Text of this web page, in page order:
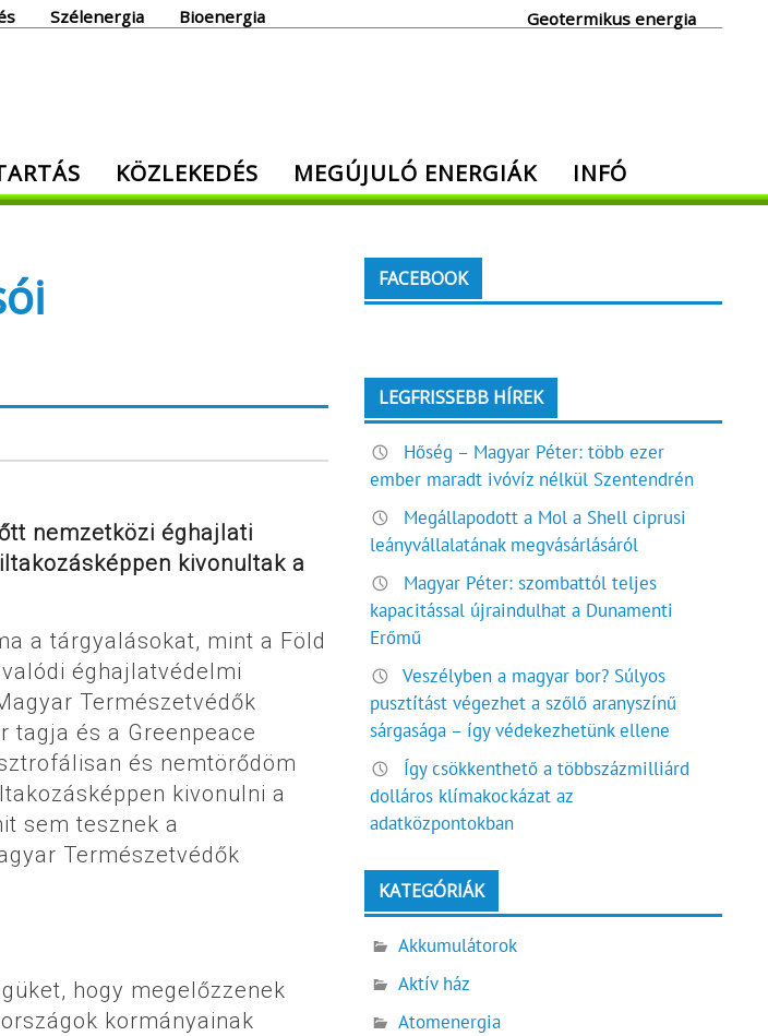
Szélenergia Bioenergia Geotermikus energia
KÖZLEKEDÉS MEGÚJULÓ ENERGIÁK INFÓ
nemzetközi éghajlati
kivonultak a
a tárgyalásokat, mint a Föld
éghajlatvédelmi
Természetvédők
tagja és a Greenpeace
és nemtörődöm
kivonulni a
sem tesznek a
Természetvédők
hogy megelőzzenek
kormányainak
FACEBOOK
LEGFRISSEBB HÍREK
Hőség – Magyar Péter: több ezer
ember maradt ivóvíz nélkül Szentendrén
Megállapodott a Mol a Shell ciprusi
leányvállalatának megvásárlásáról
Magyar Péter: szombattól teljes
kapacitással újraindulhat a Dunamenti
Erőmű
Veszélyben a magyar bor? Súlyos
pusztítást végezhet a szőlő aranyszínű
sárgasága – így védekezhetünk ellene
Így csökkenthető a többszázmilliárd
dolláros klímakockázat az
adatközpontokban
KATEGÓRIÁK
Akkumulátorok
Aktív ház
Atomenergia